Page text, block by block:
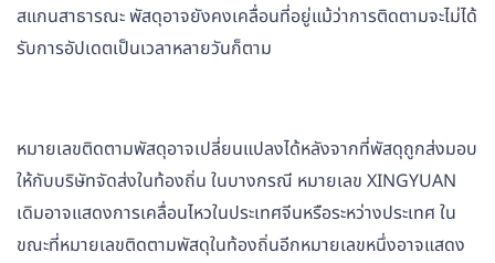
สแกนสาธารณะ พัสดุอาจยังคงเคลื่อนที่อยู่แม้ว่าการติดตามจะไม่ได้
รับการอัปเดตเป็นเวลาหลายวันก็ตาม
หมายเลขติดตามพัสดุอาจเปลี่ยนแปลงได้หลังจากที่พัสดุถูกส่งมอบ
ให้กับบริษัทจัดส่งในท้องถิ่น ในบางกรณี หมายเลข XINGYUAN
เดิมอาจแสดงการเคลื่อนไหวในประเทศจีนหรือระหว่างประเทศ ใน
ขณะที่หมายเลขติดตามพัสดุในท้องถิ่นอีกหมายเลขหนึ่งอาจแสดง